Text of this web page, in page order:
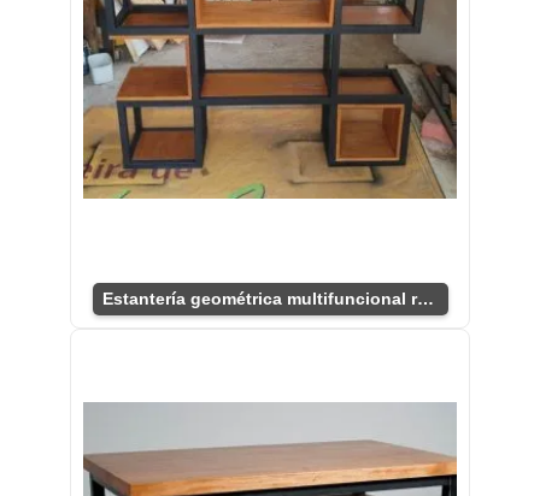
Estantería geométrica multifuncional robusta